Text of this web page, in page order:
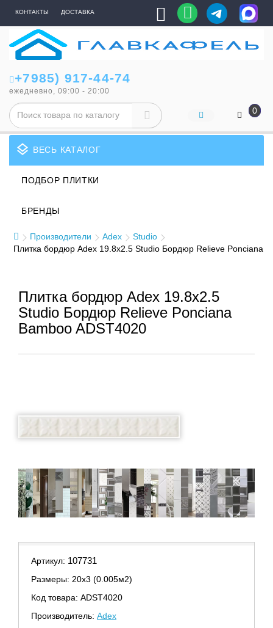
КОНТАКТЫ ДОСТАВКА
+7985) 917-44-74
ежедневно, 09:00 - 20:00
0
layers ВЕСЬ КАТАЛОГ
ПОДБОР ПЛИТКИ
БРЕНДЫ
Производители Adex
Studio
Плитка бордюр Adex 19.8x2.5 Studio Бордюр Relieve Ponciana
Плитка бордюр Adex 19.8x2.5
Studio Бордюр Relieve Ponciana
Bamboo ADST4020
Артикул: 107731
Размеры: 20х3 (0.005м2)
Код товара: ADST4020
Производитель: Adex